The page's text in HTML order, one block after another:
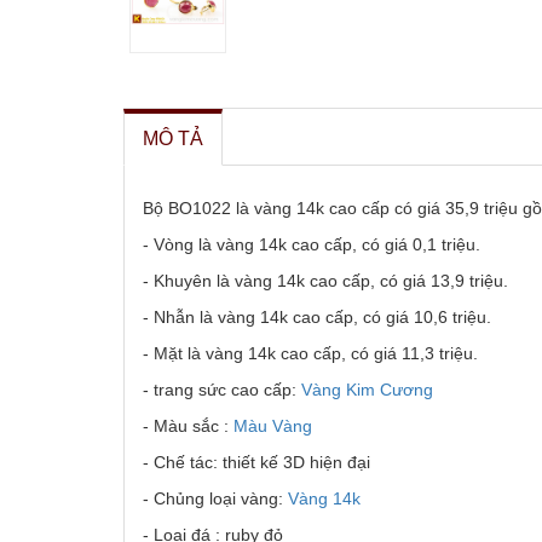
MÔ TẢ
Bộ BO1022 là vàng 14k cao cấp có giá 35,9 triệu
- Vòng là vàng 14k cao cấp, có giá 0,1 triệu.
- Khuyên là vàng 14k cao cấp, có giá 13,9 triệu.
- Nhẫn là vàng 14k cao cấp, có giá 10,6 triệu.
- Mặt là vàng 14k cao cấp, có giá 11,3 triệu.
- trang sức cao cấp: Vàng Kim Cương
- Màu sắc : Màu Vàng
- Chế tác: thiết kế 3D hiện đại
- Chủng loại vàng: Vàng 14k
- Loại đá : ruby đỏ